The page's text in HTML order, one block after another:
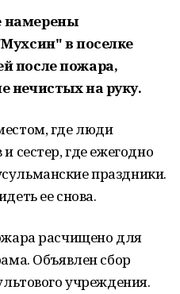
намерены
в поселке
после пожара,
нечистых на руку.
где люди
сестер, где ежегодно
праздники.
ее снова.
расчищено для
Объявлен сбор
учреждения.